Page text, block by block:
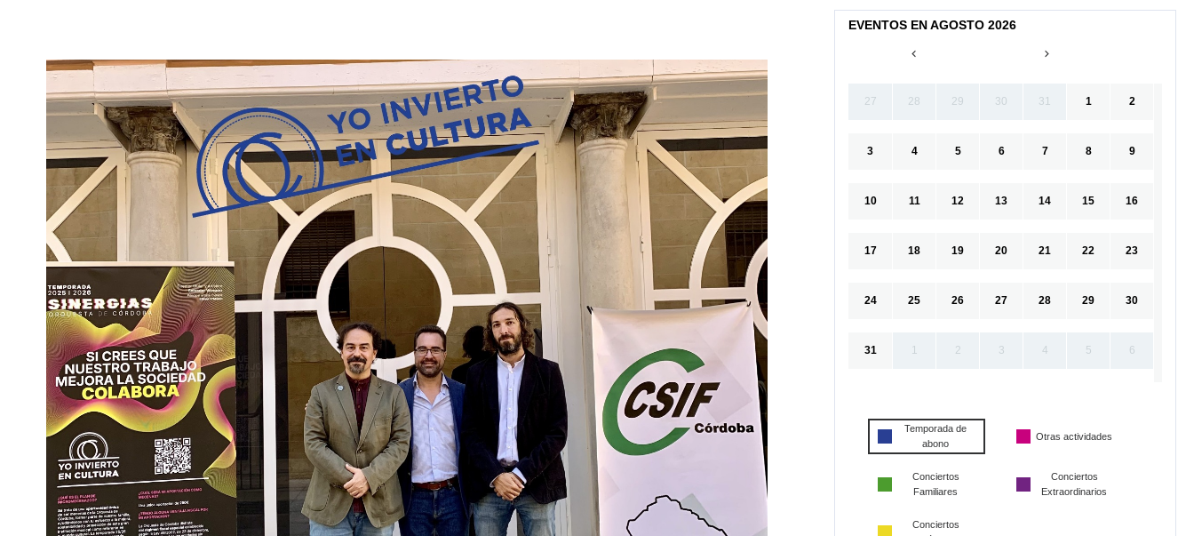
EVENTOS EN AGOSTO 2026
27 28 29 30 31 1 2
3 4 5 6 7 8 9
10 11 12 13 14 15 16
17 18 19 20 21 22 23
24 25 26 27 28 29 30
31 1 2 3 4 5 6
Temporada de
abono
Otras actividades
Conciertos
Familiares
Conciertos
Extraordinarios
Conciertos